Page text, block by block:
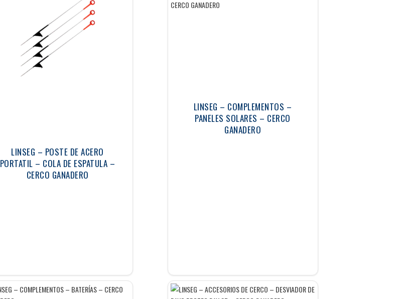
LINSEG – POSTE DE ACERO
PORTATIL – COLA DE ESPATULA –
CERCO GANADERO
LINSEG – COMPLEMENTOS –
PANELES SOLARES – CERCO
GANADERO